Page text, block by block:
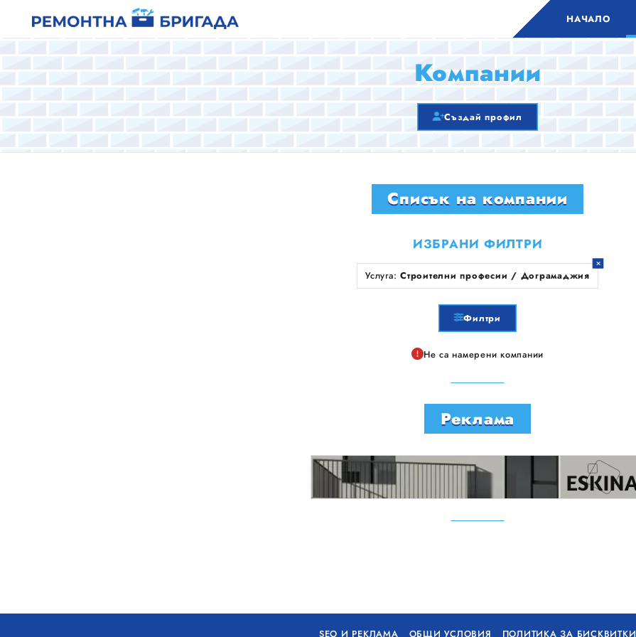
НАЧАЛО
Компании
Създай профил
Списък на компании
ИЗБРАНИ ФИЛТРИ
Услуга:Строителни професии / Дограмаджия
Филтри
Не са намерени компании
Реклама
SEO И РЕКЛАМА ОБЩИ УСЛОВИЯ ПОЛИТИКА ЗА БИСКВИТКИ